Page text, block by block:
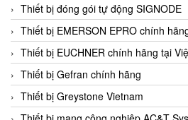
Thiết bị đóng gói tự động SIGNODE
Thiết bị EMERSON EPRO chính
Thiết bị EUCHNER chính hãng tại
Thiết bị Gefran chính hãng
Thiết bị Greystone Vietnam